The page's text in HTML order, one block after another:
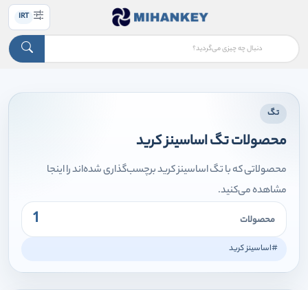
IRT
تگ
محصولات تگ اساسینز کرید
محصولاتی که با تگ اساسینز کرید برچسب‌گذاری شده‌اند را اینجا
مشاهده می‌کنید.
محصولات 1
#اساسینز کرید